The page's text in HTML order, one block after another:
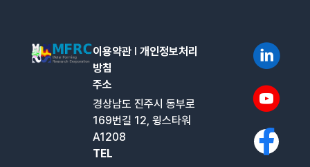
이용약관 l개인정보처리
방침
주소
경상남도 진주시 동부로
169번길 12, 윙스타워
A1208
TEL